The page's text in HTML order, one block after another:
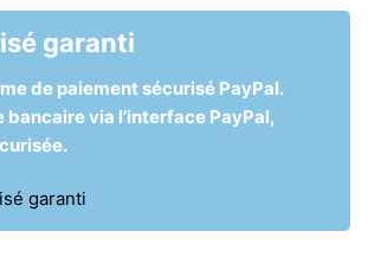
garanti
de paiement sécurisé PayPal.
via l’interface PayPal,